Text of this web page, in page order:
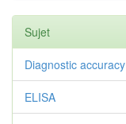
Sujet
Diagnostic accuracy
ELISA